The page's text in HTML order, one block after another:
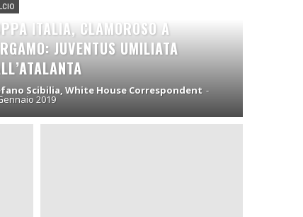
ITALIA, CLAMOROSO A
JUVENTUS UMILIATA
Scibilia, White House Correspondent -
2019